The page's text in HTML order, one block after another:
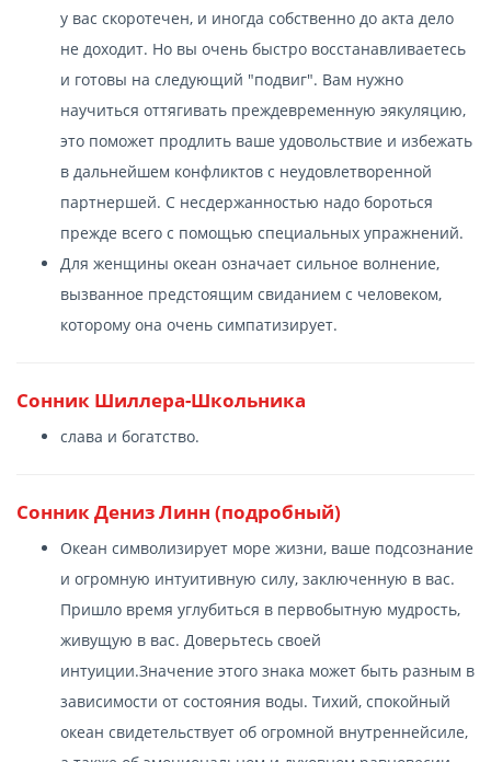
у вас скоротечен, и иногда собственно до акта дело
не доходит. Но вы очень быстро восстанавливаетесь
и готовы на следующий "подвиг". Вам нужно
научиться оттягивать преждевременную эякуляцию,
это поможет продлить ваше удовольствие и избежать
в дальнейшем конфликтов с неудовлетворенной
партнершей. С несдержанностью надо бороться
прежде всего с помощью специальных упражнений.
Для женщины океан означает сильное волнение,
вызванное предстоящим свиданием с человеком,
которому она очень симпатизирует.
Сонник Шиллера-Школьника
слава и богатство.
Сонник Дениз Линн (подробный)
Океан символизирует море жизни, ваше подсознание
и огромную интуитивную силу, заключенную в вас.
Пришло время углубиться в первобытную мудрость,
живущую в вас. Доверьтесь своей
интуиции.Значение этого знака может быть разным в
зависимости от состояния воды. Тихий, спокойный
океан свидетельствует об огромной внутреннейсиле,